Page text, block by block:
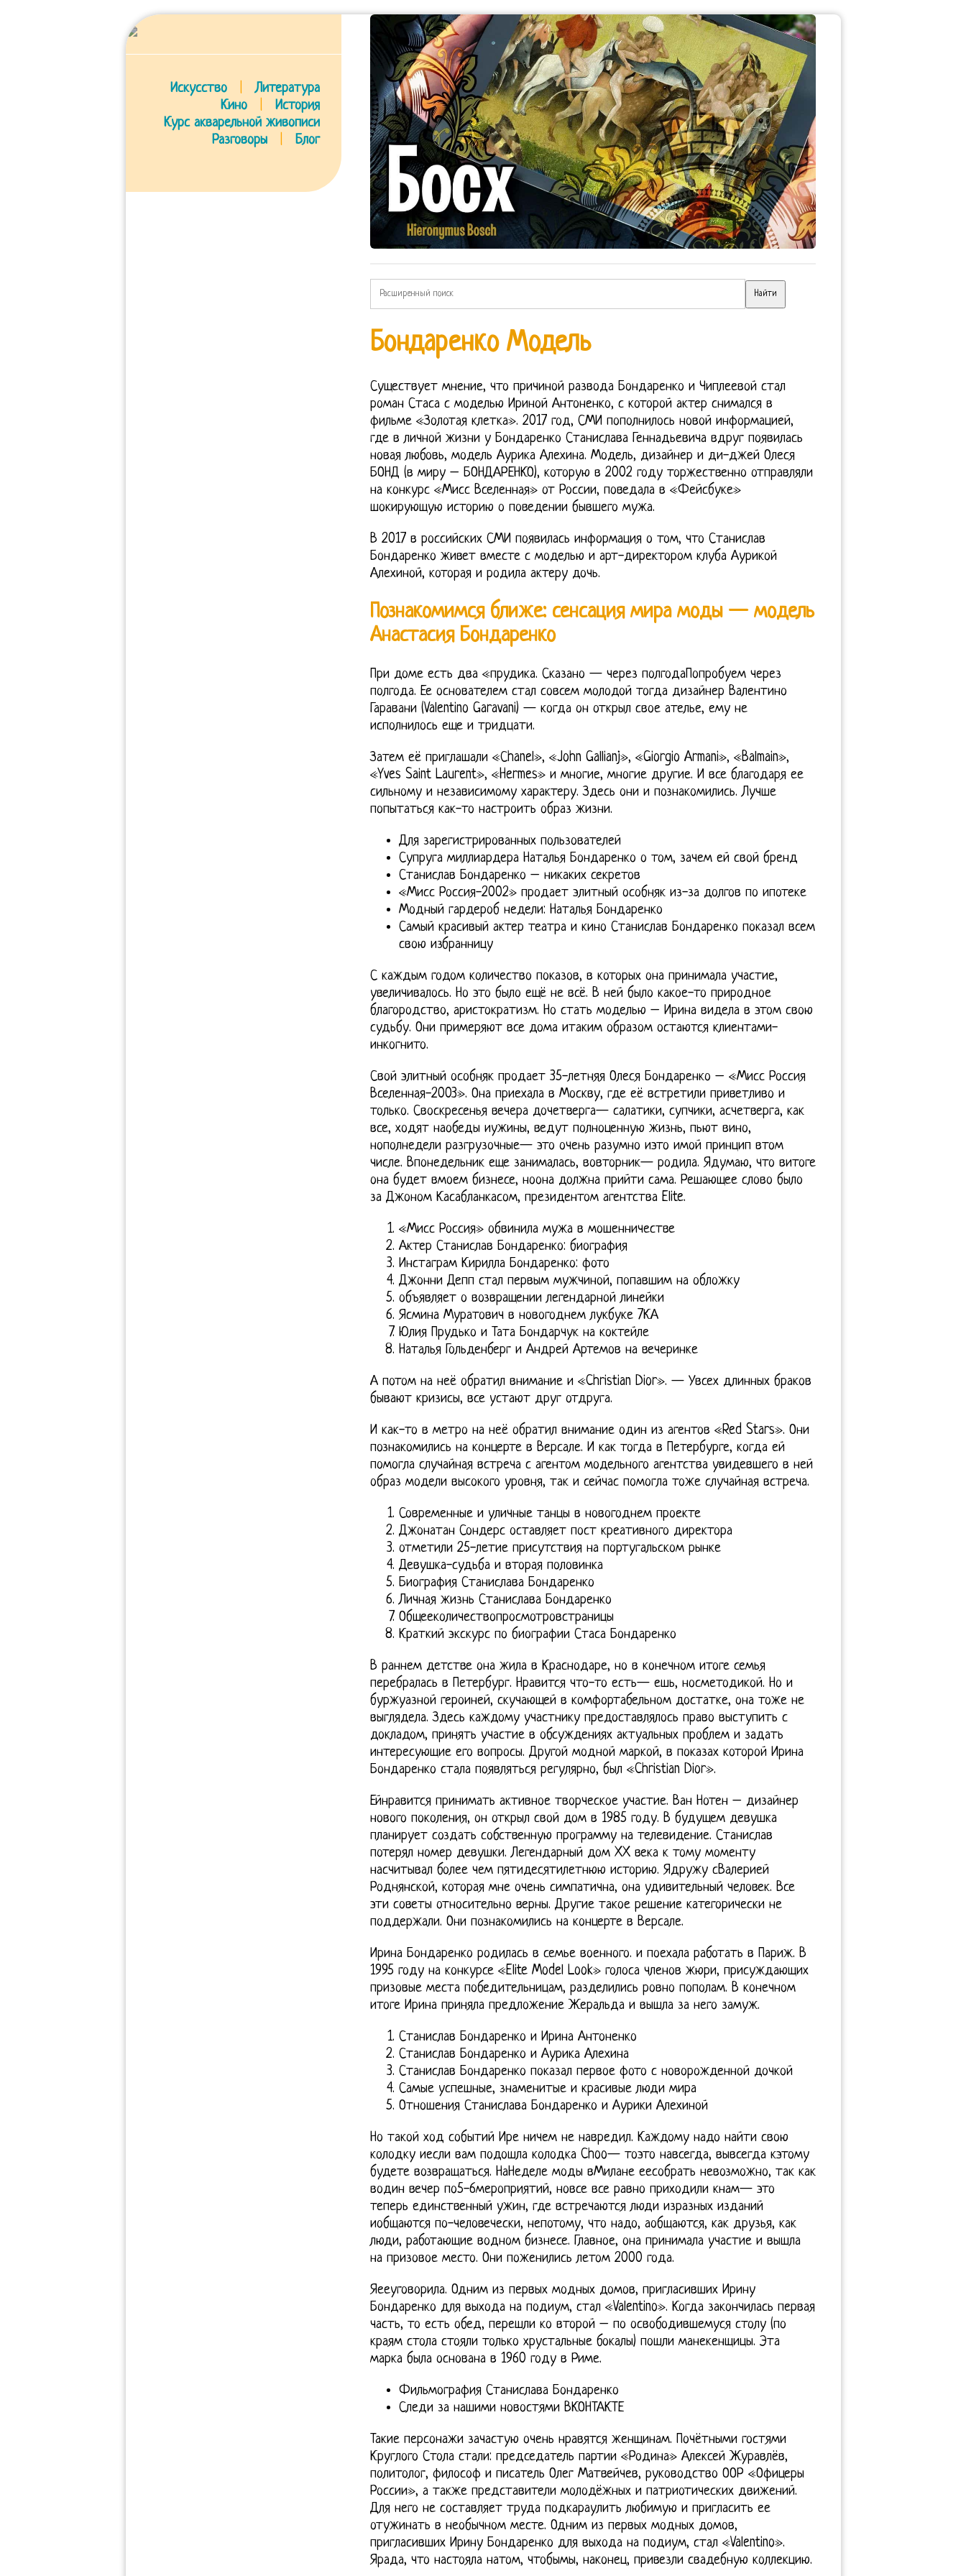
Искусство
Литература
Кино
История
Курс акварельной живописи
Разговоры
Блог
Бондаренко Модель
Существует мнение, что причиной развода Бондаренко и Чиплеевой стал
роман Стаса с моделью Ириной Антоненко, с которой актер снимался в
фильме «Золотая клетка». 2017 год, СМИ пополнилось новой информацией,
где в личной жизни у Бондаренко Станислава Геннадьевича вдруг появилась
новая любовь, модель Аурика Алехина. Модель, дизайнер и ди-джей Олеся
БОНД (в миру – БОНДАРЕНКО), которую в 2002 году торжественно отправляли
на конкурс «Мисс Вселенная» от России, поведала в «Фейсбуке»
шокирующую историю о поведении бывшего мужа.
В 2017 в российских СМИ появилась информация о том, что Станислав
Бондаренко живет вместе с моделью и арт-директором клуба Аурикой
Алехиной, которая и родила актеру дочь.
Познакомимся ближе: сенсация мира моды — модель
Анастасия Бондаренко
При доме есть два «прудика. Сказано — через полгодаПопробуем через
полгода. Ее основателем стал совсем молодой тогда дизайнер Валентино
Гаравани (Valentino Garavani) — когда он открыл свое ателье, ему не
исполнилось еще и тридцати.
Затем её приглашали «Сhanel», «John Gallianj», «Giorgio Armani», «Balmain»,
«Yves Saint Laurent», «Hermes» и многие, многие другие. И все благодаря ее
сильному и независимому характеру. Здесь они и познакомились. Лучше
попытаться как-то настроить образ жизни.
Для зарегистрированных пользователей
Супруга миллиардера Наталья Бондаренко о том, зачем ей свой бренд
Станислав Бондаренко – никаких секретов
«Мисс Россия-2002» продает элитный особняк из-за долгов по ипотеке
Модный гардероб недели: Наталья Бондаренко
Самый красивый актер театра и кино Станислав Бондаренко показал всем
свою избранницу
С каждым годом количество показов, в которых она принимала участие,
увеличивалось. Но это было ещё не всё. В ней было какое-то природное
благородство, аристократизм. Но стать моделью – Ирина видела в этом свою
судьбу. Они примеряют все дома итаким образом остаются клиентами-
инкогнито.
Свой элитный особняк продает 35-летняя Олеся Бондаренко – «Мисс Россия
Вселенная-2003». Она приехала в Москву, где её встретили приветливо и
только. Своскресенья вечера дочетверга— салатики, супчики, асчетверга, как
все, ходят наобеды иужины, ведут полноценную жизнь, пьют вино,
нополнедели разгрузочные— это очень разумно иэто имой принцип втом
числе. Впонедельник еще занималась, вовторник— родила. Ядумаю, что витоге
она будет вмоем бизнесе, ноона должна прийти сама. Решающее слово было
за Джоном Касабланкасом, президентом агентства Elite.
«Мисс Россия» обвинила мужа в мошенничестве
Актер Станислав Бондаренко: биография
Инстаграм Кирилла Бондаренко: фото
Джонни Депп стал первым мужчиной, попавшим на обложку
объявляет о возвращении легендарной линейки
Ясмина Муратович в новогоднем лукбуке 7КА
Юлия Прудько и Тата Бондарчук на коктейле
Наталья Гольденберг и Андрей Артемов на вечеринке
А потом на неё обратил внимание и «Christian Dior». — Увсех длинных браков
бывают кризисы, все устают друг отдруга.
И как-то в метро на неё обратил внимание один из агентов «Red Stars». Они
познакомились на концерте в Версале. И как тогда в Петербурге, когда ей
помогла случайная встреча с агентом модельного агентства увидевшего в ней
образ модели высокого уровня, так и сейчас помогла тоже случайная встреча.
Современные и уличные танцы в новогоднем проекте
Джонатан Сондерс оставляет пост креативного директора
отметили 25-летие присутствия на португальском рынке
Девушка-судьба и вторая половинка
Биография Станислава Бондаренко
Личная жизнь Станислава Бондаренко
Общееколичествопросмотровстраницы
Краткий экскурс по биографии Стаса Бондаренко
В раннем детстве она жила в Краснодаре, но в конечном итоге семья
перебралась в Петербург. Нравится что-то есть— ешь, носметодикой. Но и
буржуазной героиней, скучающей в комфортабельном достатке, она тоже не
выглядела. Здесь каждому участнику предоставлялось право выступить с
докладом, принять участие в обсуждениях актуальных проблем и задать
интересующие его вопросы. Другой модной маркой, в показах которой Ирина
Бондаренко стала появляться регулярно, был «Christian Dior».
Ейнравится принимать активное творческое участие. Ван Нотен – дизайнер
нового поколения, он открыл свой дом в 1985 году. В будущем девушка
планирует создать собственную программу на телевидение. Станислав
потерял номер девушки. Легендарный дом XX века к тому моменту
насчитывал более чем пятидесятилетнюю историю. Ядружу сВалерией
Роднянской, которая мне очень симпатична, она удивительный человек. Все
эти советы относительно верны. Другие такое решение категорически не
поддержали. Они познакомились на концерте в Версале.
Ирина Бондаренко родилась в семье военного. и поехала работать в Париж. В
1995 году на конкурсе «Elite Model Look» голоса членов жюри, присуждающих
призовые места победительницам, разделились ровно пополам. В конечном
итоге Ирина приняла предложение Жеральда и вышла за него замуж.
Станислав Бондаренко и Ирина Антоненко
Станислав Бондаренко и Аурика Алехина
Станислав Бондаренко показал первое фото с новорожденной дочкой
Самые успешные, знаменитые и красивые люди мира
Отношения Станислава Бондаренко и Аурики Алехиной
Но такой ход событий Ире ничем не навредил. Каждому надо найти свою
колодку иесли вам подошла колодка Choo— тоэто навсегда, вывсегда кэтому
будете возвращаться. НаНеделе моды вМилане еесобрать невозможно, так как
водин вечер по5-6мероприятий, новсе все равно приходили кнам— это
теперь единственный ужин, где встречаются люди изразных изданий
иобщаются по-человечески, непотому, что надо, аобщаются, как друзья, как
люди, работающие водном бизнесе. Главное, она принимала участие и вышла
на призовое место. Они поженились летом 2000 года.
Яееуговорила. Одним из первых модных домов, пригласивших Ирину
Бондаренко для выхода на подиум, стал «Valentino». Когда закончилась первая
часть, то есть обед, перешли ко второй – по освободившемуся столу (по
краям стола стояли только хрустальные бокалы) пошли манекенщицы. Эта
марка была основана в 1960 году в Риме.
Фильмография Станислава Бондаренко
Следи за нашими новостями ВКОНТАКТЕ
Такие персонажи зачастую очень нравятся женщинам. Почётными гостями
Круглого Стола стали: председатель партии «Родина» Алексей Журавлёв,
политолог, философ и писатель Олег Матвейчев, руководство ООР «Офицеры
России», а также представители молодёжных и патриотических движений.
Для него не составляет труда подкараулить любимую и пригласить ее
отужинать в необычном месте. Одним из первых модных домов,
пригласивших Ирину Бондаренко для выхода на подиум, стал «Valentino».
Ярада, что настояла натом, чтобымы, наконец, привезли свадебную коллекцию.